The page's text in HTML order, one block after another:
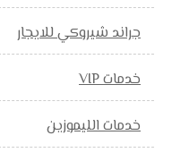
جراند شيروكي للايجار
خدمات VIP
خدمات الليموزين